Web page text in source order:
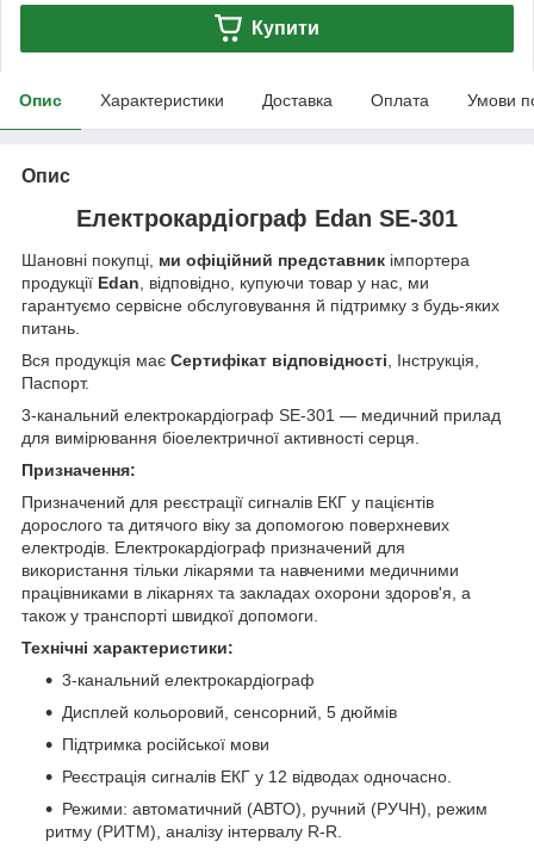
Купити
Опис Характеристики Доставка Оплата Умови
Опис
Електрокардіограф Edan SE-301
Шановні покупці, ми офіційний представник імпортера
продукції Edan, відповідно, купуючи товар у нас, ми
гарантуємо сервісне обслуговування й підтримку з будь-яких
питань.
Вся продукція має Сертифікат відповідності, Інструкція,
Паспорт.
3-канальний електрокардіограф SE-301 — медичний прилад
для вимірювання біоелектричної активності серця.
Призначення:
Призначений для реєстрації сигналів ЕКГ у пацієнтів
дорослого та дитячого віку за допомогою поверхневих
електродів. Електрокардіограф призначений для
використання тільки лікарями та навченими медичними
працівниками в лікарнях та закладах охорони здоров'я, а
також у транспорті швидкої допомоги.
Технічні характеристики:
3-канальний електрокардіограф
Дисплей кольоровий, сенсорний, 5 дюймів
Підтримка російської мови
Реєстрація сигналів ЕКГ у 12 відводах одночасно.
Режими: автоматичний (АВТО), ручний (РУЧН), режим
ритму (РИТМ), аналізу інтервалу R-R.